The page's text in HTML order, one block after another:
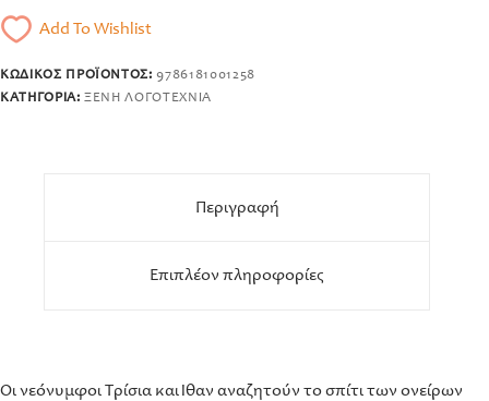
Add To Wishlist
ΚΩΔΙΚΌΣ ΠΡΟΪΌΝΤΟΣ:9786181001258
ΚΑΤΗΓΟΡΊΑ:ΞΈΝΗ ΛΟΓΟΤΕΧΝΊΑ
Περιγραφή
Επιπλέον πληροφορίες
Οι νεόνυμφοι Τρίσια και Ίθαν αναζητούν το σπίτι των ονείρων